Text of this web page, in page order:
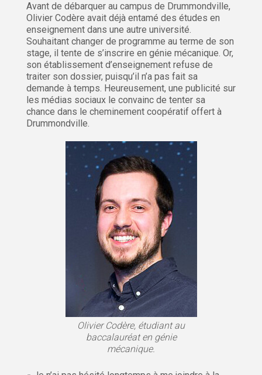
Avant de débarquer au campus de Drummondville,
Olivier Codère avait déjà entamé des études en
enseignement dans une autre université.
Souhaitant changer de programme au terme de son
stage, il tente de s’inscrire en génie mécanique. Or,
son établissement d’enseignement refuse de
traiter son dossier, puisqu’il n’a pas fait sa
demande à temps. Heureusement, une publicité sur
les médias sociaux le convainc de tenter sa
chance dans le cheminement coopératif offert à
Drummondville.
Olivier Codère, étudiant au
baccalauréat en génie
mécanique.